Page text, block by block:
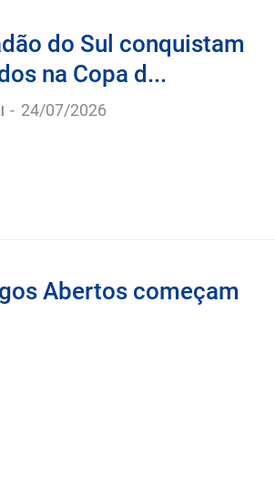
do Sul conquistam
na Copa d...
- 24/07/2026
Abertos começam